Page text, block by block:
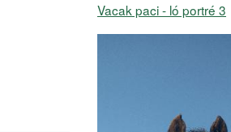
Vacak paci - ló portré 3